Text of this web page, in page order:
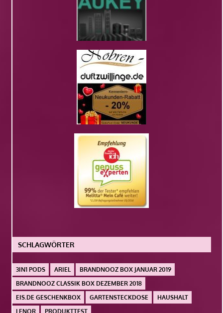
SCHLAGWÖRTER
3IN1 PODS ARIEL
BRANDNOOZ BOX JANUAR 2019
BRANDNOOZ CLASSIK BOX DEZEMBER 2018
EIS.DE GESCHENKBOX
GARTENSTECKDOSE
HAUSHALT
LENOR
PRODUKTTEST